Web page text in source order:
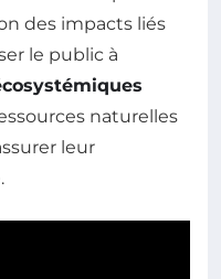
des impacts liés
le public à
naturelles
leur